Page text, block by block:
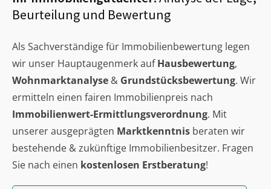
Beurteilung und Bewertung
Als Sachverständige für Immobilienbewertung legen
wir unser Hauptaugenmerk aufHausbewertung,
Wohnmarktanalyse & Grundstücksbewertung. Wir
ermitteln einen fairen Immobilienpreis nach
Immobilienwert-Ermittlungsverordnung. Mit
unserer ausgeprägten Marktkenntnis beraten wir
bestehende & zukünftige Immobilienbesitzer. Fragen
Sie nach einen kostenlosen Erstberatung!